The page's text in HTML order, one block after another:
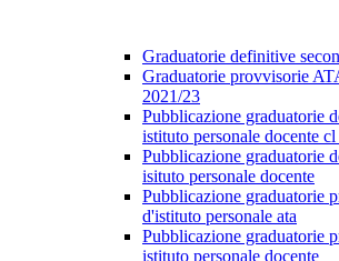
Graduatorie definitive
Graduatorie provvisorie
2021/23
Pubblicazione graduatorie
istituto personale docente cl
Pubblicazione graduatorie
isituto personale docente
Pubblicazione graduatorie
d'istituto personale ata
Pubblicazione graduatorie
istituto personale docente